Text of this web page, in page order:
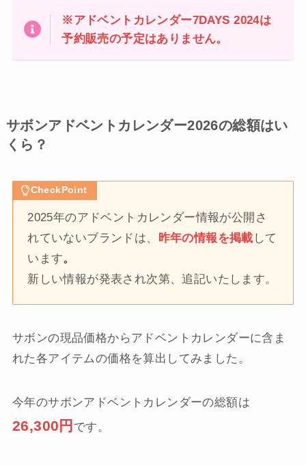
※アドベントカレンダー7DAYS 2024は
予約販売の予定はありません。
サボンアドベントカレンダー2026の総額はい
くら？
CheckPoint
2025年のアドベントカレンダー情報が公開さ
れていないブランドは、 昨年の情報を掲載 して
います。
新しい情報が発表され次第、追記いたします。
サボンの現品価格からアドベントカレンダーに含ま
れた各アイテムの価格を算出してみました。
今年のサボンアドベントカレンダーの総額は
26,300円 です。